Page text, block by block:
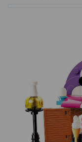
Výprodej
VŠE O NÁKUPU